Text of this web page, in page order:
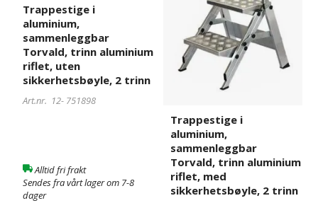
aluminium
riflet,
uten
sikkerhetsbøyle,
trinn
Trappestige i
aluminium,
sammenleggbar
Torvald, trinn aluminium
riflet, uten
sikkerhetsbøyle, 2 trinn
Art.nr. 12- 751898
Alltid fri frakt
Sendes fra vårt lager om 7-8
dager
aluminium
med
sikkerhetsbøyle,
Trappestige i
aluminium,
sammenleggbar
Torvald, trinn aluminium
riflet, med
sikkerhetsbøyle, 2 trinn